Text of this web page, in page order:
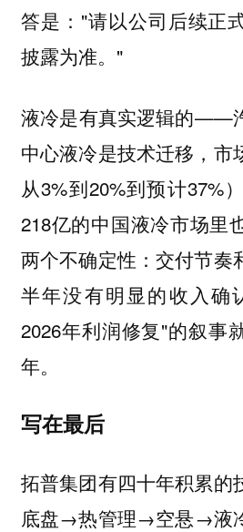
答是："请以公司后续正
披露为准。"
液冷是有真实逻辑的——
中心液冷是技术迁移，市
从3%到20%到预计37%
218亿的中国液冷市场里
两个不确定性：交付节奏
半年没有明显的收入确
2026年利润修复"的叙事
年。
写在最后
拓普集团有四十年积累
底盘→热管理→空悬→液